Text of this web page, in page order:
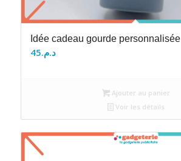
Idée cadeau gourde personnalisée
د.م.45
Ajouter au panier
Voir les détails